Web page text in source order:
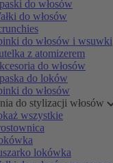
do włosów
do włosów
do włosów i wsuwki
z atomizerem
do włosów
do loków
do włosów
do stylizacji włosów
wszystkie
lokówka